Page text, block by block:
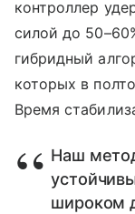
контроллер
силой до
гибридный
которых в
Время
Наш
широком